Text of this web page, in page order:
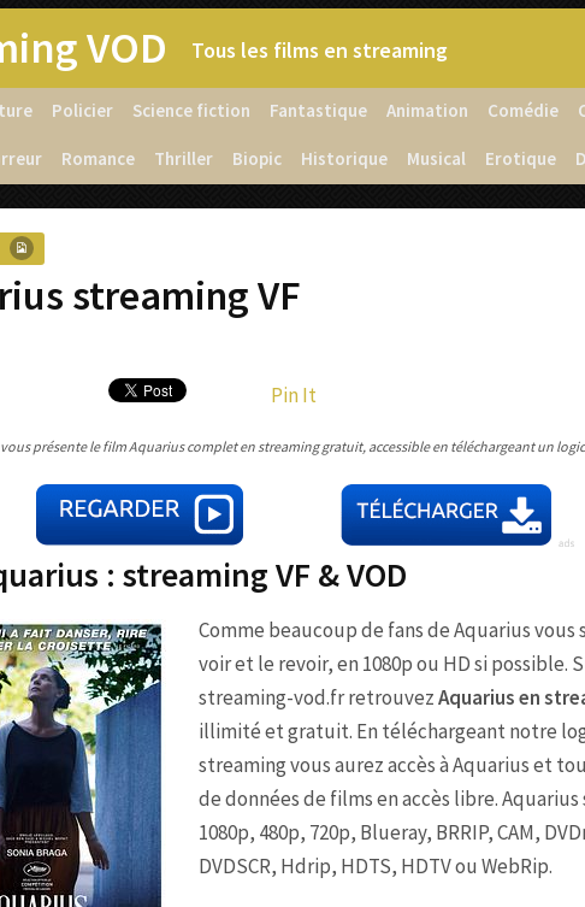
VOD Tous les films en streaming
Policier Science fiction Fantastique Animation Comédie
Romance Thriller Biopic Historique Musical Erotique
streaming VF
Pin It
vous présente le film Aquarius complet en streaming gratuit, accessible en téléchargeant un
: streaming VF & VOD
Comme beaucoup de fans de Aquarius vous
voir et le revoir, en 1080p ou HD si possible.
streaming-vod.fr retrouvezAquarius en
illimité et gratuit. En téléchargeant notre
streaming vous aurez accès à Aquarius et
de données de films en accès libre. Aquarius
1080p, 480p, 720p, Blueray, BRRIP, CAM,
DVDSCR, Hdrip, HDTS, HDTV ou WebRip.